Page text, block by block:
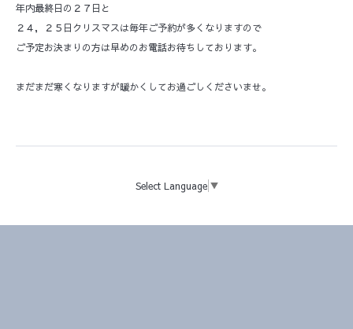
年内最終日の２７日と
２４，２５日クリスマスは毎年ご予約が多くなりますので
ご予定お決まりの方は早めのお電話お待ちしております。
まだまだ寒くなりますが暖かくしてお過ごしくださいませ。
Select Language ▼